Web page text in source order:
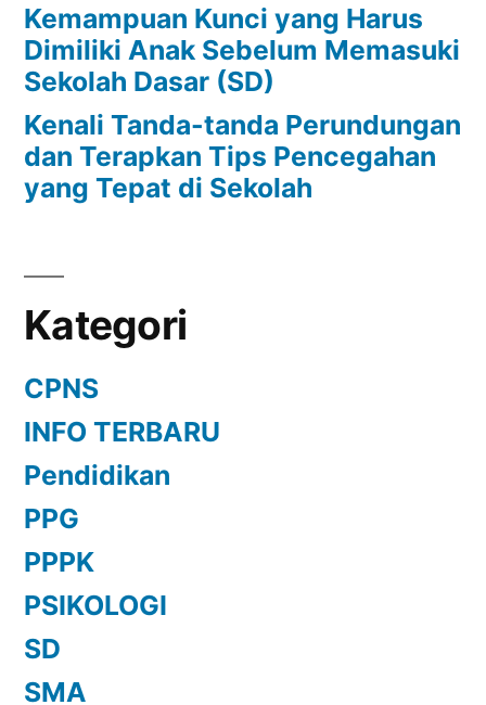
Kemampuan Kunci yang Harus
Dimiliki Anak Sebelum Memasuki
Sekolah Dasar (SD)
Kenali Tanda-tanda Perundungan
dan Terapkan Tips Pencegahan
yang Tepat di Sekolah
Kategori
CPNS
INFO TERBARU
Pendidikan
PPG
PPPK
PSIKOLOGI
SD
SMA